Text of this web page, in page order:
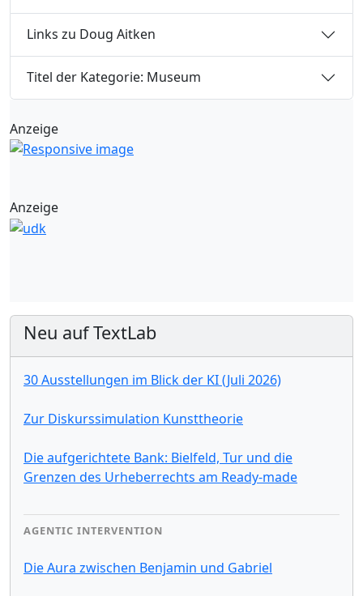
Links zu Doug Aitken
Titel der Kategorie: Museum
Anzeige
Anzeige
Neu auf TextLab
30 Ausstellungen im Blick der KI (Juli 2026)
Zur Diskurssimulation Kunsttheorie
Die aufgerichtete Bank: Bielfeld, Tur und die
Grenzen des Urheberrechts am Ready-made
AGENTIC INTERVENTION
Die Aura zwischen Benjamin und Gabriel